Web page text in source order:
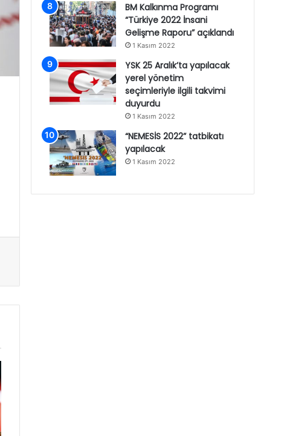
BM Kalkınma Programı
“Türkiye 2022 İnsani
Gelişme Raporu” açıklandı
1 Kasım 2022
YSK 25 Aralık’ta yapılacak
yerel yönetim
seçimleriyle ilgili takvimi
duyurdu
1 Kasım 2022
“NEMESİS 2022” tatbikatı
yapılacak
1 Kasım 2022